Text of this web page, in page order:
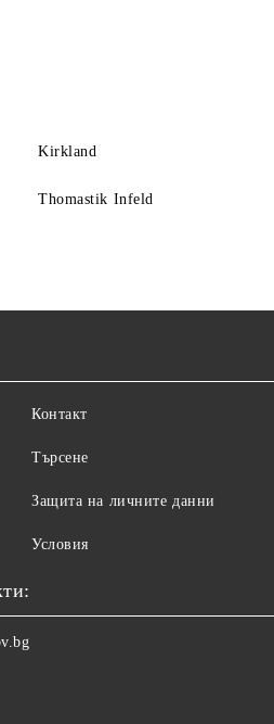
Kirkland
Thomastik Infeld
Контакт
Търсене
Защита на личните данни
Условия